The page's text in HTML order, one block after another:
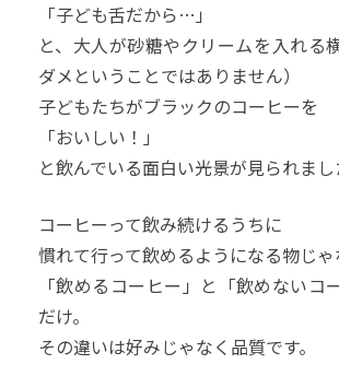
「子ども舌だから…」
と、大人が砂糖やクリームを入れる
ダメということではありません）
子どもたちがブラックのコーヒーを
「おいしい！」
と飲んでいる面白い光景が見られまし
コーヒーって飲み続けるうちに
慣れて行って飲めるようになる物じゃ
「飲めるコーヒー」と「飲めないコ
だけ。
その違いは好みじゃなく品質です。